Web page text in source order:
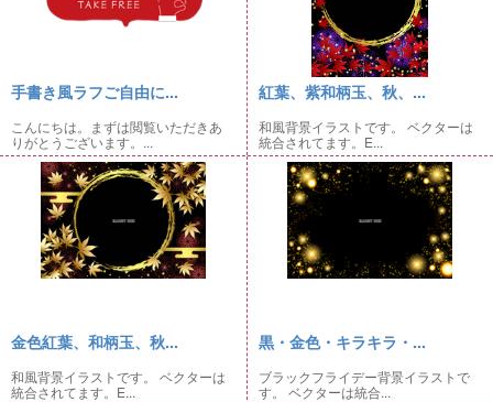
手書き風ラフご自由に...
こんにちは。まずは閲覧いただきあ
りがとうございます。...
紅葉、紫和柄玉、秋、...
和風背景イラストです。 ベクターは
統合されてます。E...
金色紅葉、和柄玉、秋...
和風背景イラストです。 ベクターは
統合されてます。E...
黒・金色・キラキラ・...
ブラックフライデー背景イラストで
す。 ベクターは統合...